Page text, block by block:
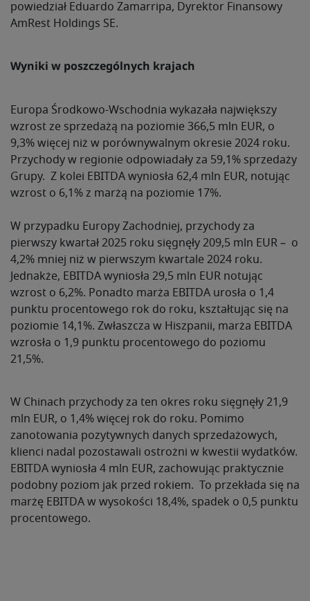
powiedział Eduardo Zamarripa, Dyrektor Finansowy
AmRest Holdings SE.
Wyniki w poszczególnych krajach
Europa Środkowo-Wschodnia wykazała największy
wzrost ze sprzedażą na poziomie 366,5 mln EUR, o
9,3% więcej niż w porównywalnym okresie 2024 roku.
Przychody w regionie odpowiadały za 59,1% sprzedaży
Grupy. Z kolei EBITDA wyniosła 62,4 mln EUR, notując
wzrost o 6,1% z marżą na poziomie 17%.
W przypadku Europy Zachodniej, przychody za
pierwszy kwartał 2025 roku sięgnęły 209,5 mln EUR – o
4,2% mniej niż w pierwszym kwartale 2024 roku.
Jednakże, EBITDA wyniosła 29,5 mln EUR notując
wzrost o 6,2%. Ponadto marża EBITDA urosła o 1,4
punktu procentowego rok do roku, kształtując się na
poziomie 14,1%. Zwłaszcza w Hiszpanii, marża EBITDA
wzrosła o 1,9 punktu procentowego do poziomu
21,5%.
W Chinach przychody za ten okres roku sięgnęły 21,9
mln EUR, o 1,4% więcej rok do roku. Pomimo
zanotowania pozytywnych danych sprzedażowych,
klienci nadal pozostawali ostrożni w kwestii wydatków.
EBITDA wyniosła 4 mln EUR, zachowując praktycznie
podobny poziom jak przed rokiem. To przekłada się na
marżę EBITDA w wysokości 18,4%, spadek o 0,5 punktu
procentowego.